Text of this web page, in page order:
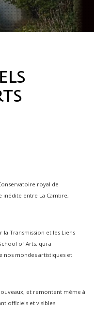
royal de
inédite entre La Cambre,
la Transmission et les Liens
of Arts, qui a
nos mondes artistiques et
et remontent même à
officiels et visibles.